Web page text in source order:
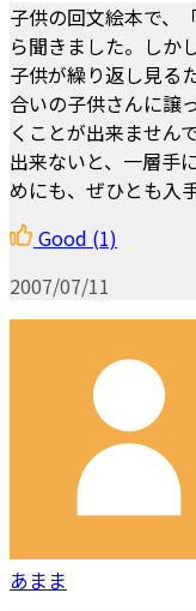
子供の回文絵本で、
ら聞きました。しか
子供が繰り返し見る
合いの子供さんに譲
くことが出来ません
出来ないと、一層手
めにも、ぜひとも入
Good (1)
2007/07/11
あまま